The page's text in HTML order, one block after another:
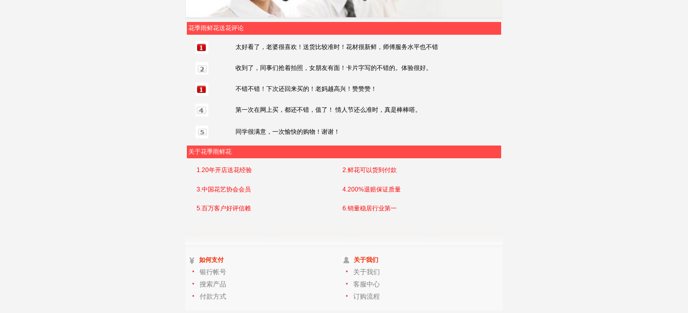
花季雨鲜花送花评论
太好看了，老婆很喜欢！送货比较准时！花材很新鲜，师傅服务水平也不错
收到了，同事们抢着拍照，女朋友有面！卡片字写的不错的。体验很好。
不错不错！下次还回来买的！老妈越高兴！赞赞赞！
第一次在网上买，都还不错，值了！ 情人节还么准时，真是棒棒嗒。
同学很满意，一次愉快的购物！谢谢！
关于花季雨鲜花
1.20年开店送花经验 2.鲜花可以货到付款
3.中国花艺协会会员 4.200%退赔保证质量
5.百万客户好评信赖 6.销量稳居行业第一
如何支付 关于我们
银行帐号
关于我们
搜索产品
客服中心
付款方式
订购流程